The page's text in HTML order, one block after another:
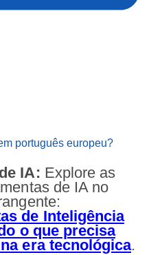
português europeu?
IA: Explore as
de IA no
de Inteligência
o que precisa
era tecnológica.